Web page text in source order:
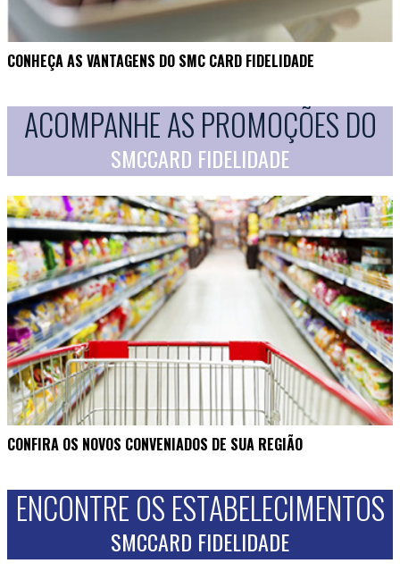
CONHEÇA AS VANTAGENS DO SMC CARD FIDELIDADE
ACOMPANHE AS PROMOÇÕES DO
SMCCARD FIDELIDADE
CONFIRA OS NOVOS CONVENIADOS DE SUA REGIÃO
ENCONTRE OS ESTABELECIMENTOS
SMCCARD FIDELIDADE